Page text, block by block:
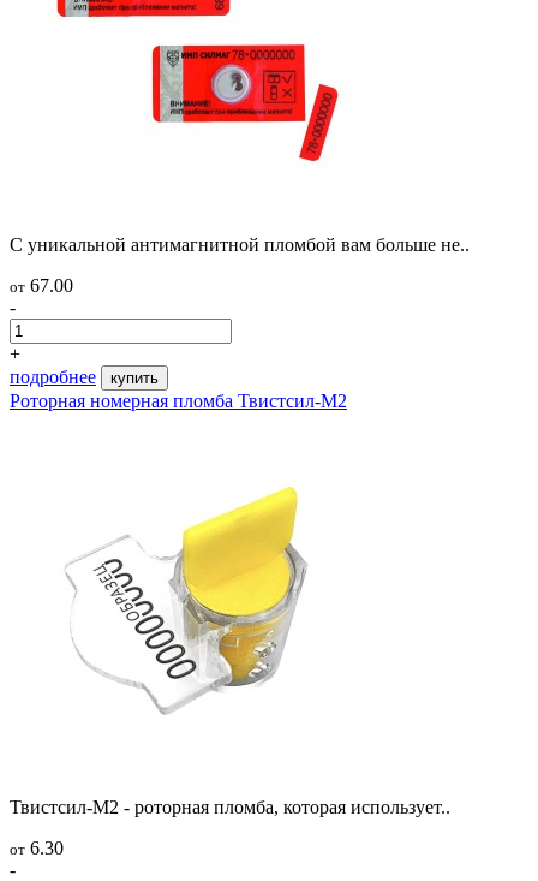
С уникальной антимагнитной пломбой вам больше не..
от 67.00
-
+
подробнее
купить
Роторная номерная пломба Твистсил-М2
Твистсил-М2 - роторная пломба, которая использует..
от 6.30
-